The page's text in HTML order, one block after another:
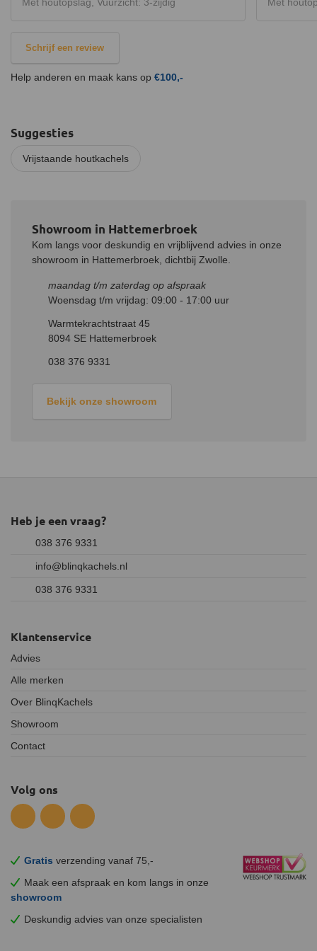
Schrijf een review
Help anderen en maak kans op €100,-
Suggesties
Vrijstaande houtkachels
Showroom in Hattemerbroek
Kom langs voor deskundig en vrijblijvend advies in onze
showroom in Hattemerbroek, dichtbij Zwolle.
maandag t/m zaterdag op afspraak
Woensdag t/m vrijdag: 09:00 - 17:00 uur
Warmtekrachtstraat 45
8094 SE Hattemerbroek
038 376 9331
Bekijk onze showroom
Gratis verzending vanaf 75,-
Maak een afspraak en kom langs in onze
showroom
Deskundig advies van onze specialisten
Heb je een vraag?
038 376 9331
info@blinqkachels.nl
038 376 9331
Klantenservice
Advies
Alle merken
Over BlinqKachels
Showroom
Contact
Volg ons